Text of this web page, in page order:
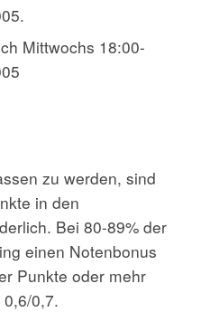
Mittwochs 18:00-
zu werden, sind
in den
Bei 80-89% der
einen Notenbonus
Punkte oder mehr
0,7.